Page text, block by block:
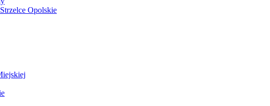
Opolskie